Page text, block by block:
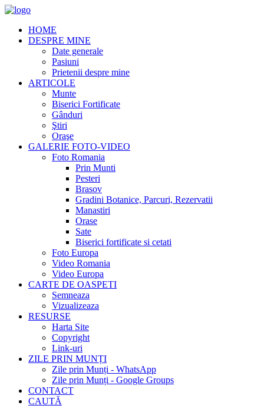
HOME
DESPRE MINE
Date generale
Pasiuni
Prietenii despre mine
ARTICOLE
Munte
Biserici Fortificate
Gânduri
Ştiri
Oraşe
GALERIE FOTO-VIDEO
Foto Romania
Prin Munti
Pesteri
Brasov
Gradini Botanice, Parcuri, Rezervatii
Manastiri
Orase
Sate
Biserici fortificate si cetati
Foto Europa
Video Romania
Video Europa
CARTE DE OASPETI
Semneaza
Vizualizeaza
RESURSE
Harta Site
Copyright
Link-uri
ZILE PRIN MUNȚI
Zile prin Munți - WhatsApp
Zile prin Munți - Google Groups
CONTACT
CAUTĂ